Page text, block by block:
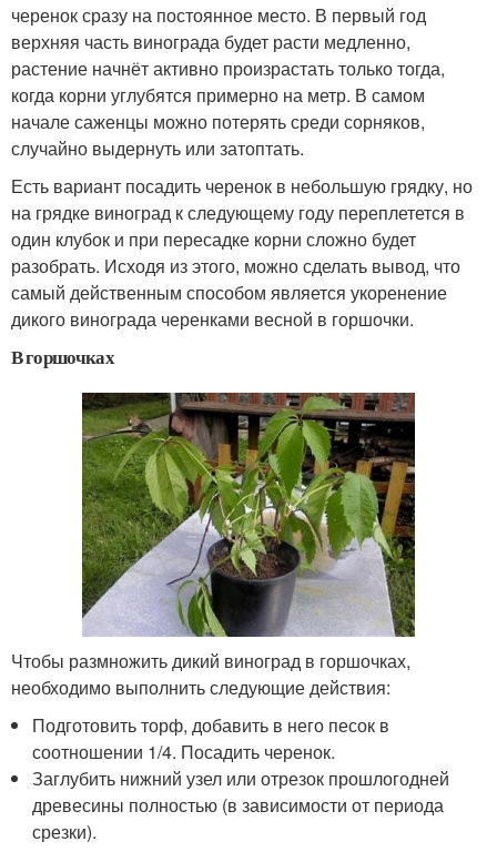
черенок сразу на постоянное место. В первый год
верхняя часть винограда будет расти медленно,
растение начнёт активно произрастать только тогда,
когда корни углубятся примерно на метр. В самом
начале саженцы можно потерять среди сорняков,
случайно выдернуть или затоптать.
Есть вариант посадить черенок в небольшую грядку, но
на грядке виноград к следующему году переплетется в
один клубок и при пересадке корни сложно будет
разобрать. Исходя из этого, можно сделать вывод, что
самый действенным способом является укоренение
дикого винограда черенками весной в горшочки.
В горшочках
Чтобы размножить дикий виноград в горшочках,
необходимо выполнить следующие действия:
Подготовить торф, добавить в него песок в
соотношении 1/4. Посадить черенок.
Заглубить нижний узел или отрезок прошлогодней
древесины полностью (в зависимости от периода
срезки).